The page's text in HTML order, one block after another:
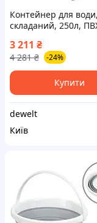
Контейнер для води,
складаний, 250л,
60х88см Neo Tools
CL0158897
3 211 ₴
4 281 ₴ -24%
Купити
dewelt
Київ